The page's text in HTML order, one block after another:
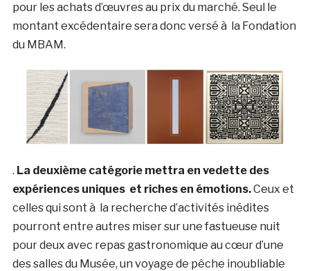
pour les achats d’œuvres au prix du marché. Seul le
montant excédentaire sera donc versé à la Fondation
du MBAM.
. La deuxième catégorie mettra en vedette des
expériences uniques et riches en émotions.Ceux et
celles qui sont à la recherche d’activités inédites
pourront entre autres miser sur une fastueuse nuit
pour deux avec repas gastronomique au cœur d’une
des salles du Musée, un voyage de pêche inoubliable